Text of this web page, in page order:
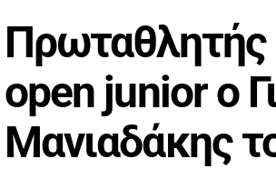
open junior ο
Μανιαδάκης